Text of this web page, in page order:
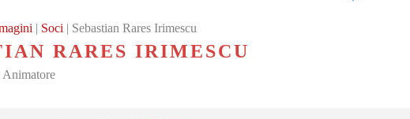
| Soci | Sebastian Rares Irimescu
RARES IRIMESCU
Animatore